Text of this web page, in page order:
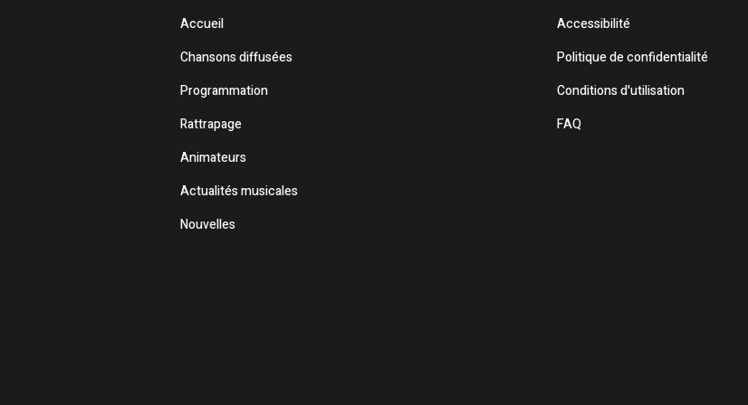
Accueil
Chansons diffusées
Programmation
Rattrapage
Animateurs
Actualités musicales
Nouvelles
Accessibilité
Politique de confidentialité
Conditions d'utilisation
FAQ